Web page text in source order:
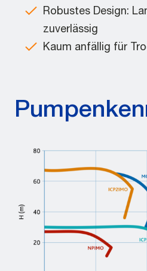
Robustes Design:
zuverlässig
Kaum anfällig für